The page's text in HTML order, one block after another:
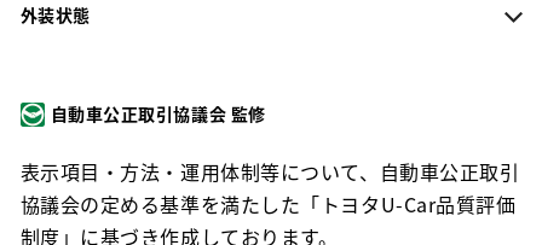
外装状態
自動車公正取引協議会 監修
表示項目・方法・運用体制等について、自動車公正取引
協議会の定める基準を満たした「トヨタU-Car品質評価
制度」に基づき作成しております。